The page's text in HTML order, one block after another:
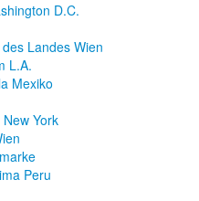
D.C.
Landes Wien
L.A.
Mexiko
York
Peru